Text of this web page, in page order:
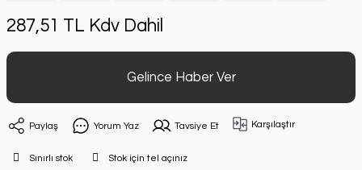
287,51 TL Kdv Dahil
Gelince Haber Ver
Paylaş Yorum Yaz Tavsiye Et Karşılaştır
Sınırlı stok Stok için tel açınız